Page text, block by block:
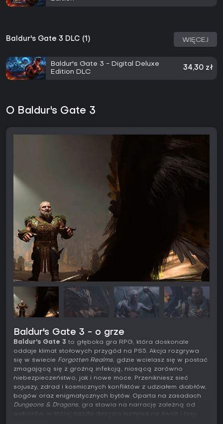
Baldur's Gate 3 DLC (1) WIĘCEJ
Baldur's Gate 3 - Digital Deluxe
Edition DLC
34,30 zł
O Baldur's Gate 3
Baldur's Gate 3 - o grze
Baldur's Gate 3 to głęboka gra RPG, która doskonale
oddaje klimat stołowych przygód na PS5. Akcja rozgrywa
się w świecie Forgotten Realms, gdzie wcielasz się w postać
zmagającą się z groźną infekcją, niosącą zarówno
niebezpieczeństwo, jak i nowe moce. Przenikniesz sieć
sojuszy, zdrad i kosmicznych konfliktów z udziałem diabłów,
bogów oraz enigmatycznych bytów. Oparta na zasadach
Dungeons & Dragons, gra stawia na narrację zależną od
wyborów, w której każda decyzja wpływa na świat i losy